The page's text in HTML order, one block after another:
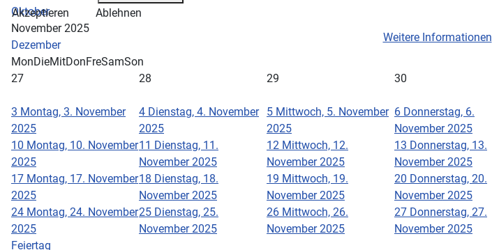
Oktober
November 2025
Dezember
MonDieMitDonFreSamSon
27
28 29 30
3 Montag, 3. November
2025
4 Dienstag, 4. November
2025
5 Mittwoch, 5. November
2025
6 Donnerstag, 6.
November 2025
10 Montag, 10. November
2025
11 Dienstag, 11.
November 2025
12 Mittwoch, 12.
November 2025
13 Donnerstag, 13.
November 2025
17 Montag, 17. November
2025
18 Dienstag, 18.
November 2025
19 Mittwoch, 19.
November 2025
20 Donnerstag, 20.
November 2025
24 Montag, 24. November
2025
25 Dienstag, 25.
November 2025
26 Mittwoch, 26.
November 2025
27 Donnerstag, 27.
November 2025
Feiertag
Akzeptieren
Ablehnen
Weitere Informationen